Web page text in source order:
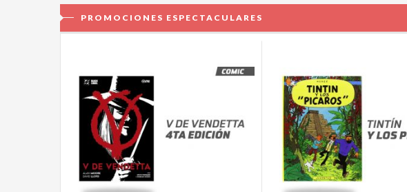
PROMOCIONES ESPECTACULARES